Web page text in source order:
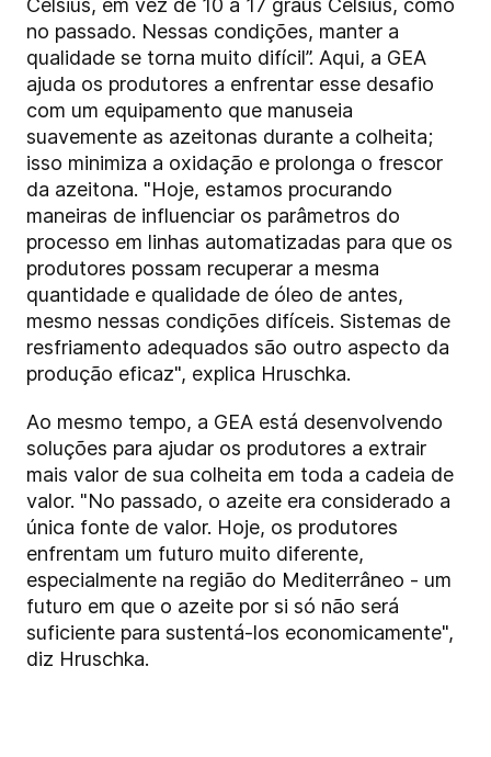
Celsius, em vez de 10 a 17 graus Celsius, como
no passado. Nessas condições, manter a
qualidade se torna muito difícil”. Aqui, a GEA
ajuda os produtores a enfrentar esse desafio
com um equipamento que manuseia
suavemente as azeitonas durante a colheita;
isso minimiza a oxidação e prolonga o frescor
da azeitona. "Hoje, estamos procurando
maneiras de influenciar os parâmetros do
processo em linhas automatizadas para que os
produtores possam recuperar a mesma
quantidade e qualidade de óleo de antes,
mesmo nessas condições difíceis. Sistemas de
resfriamento adequados são outro aspecto da
produção eficaz", explica Hruschka.
Ao mesmo tempo, a GEA está desenvolvendo
soluções para ajudar os produtores a extrair
mais valor de sua colheita em toda a cadeia de
valor. "No passado, o azeite era considerado a
única fonte de valor. Hoje, os produtores
enfrentam um futuro muito diferente,
especialmente na região do Mediterrâneo - um
futuro em que o azeite por si só não será
suficiente para sustentá-los economicamente",
diz Hruschka.